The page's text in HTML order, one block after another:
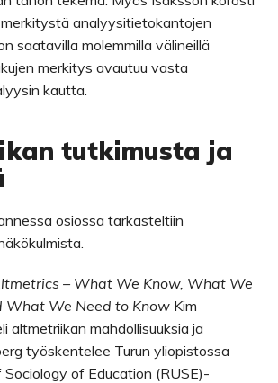
analyysitietokantojen
saatavilla molemmilla välineillä
merkitys avautuu vasta
kautta.
tutkimusta ja
osiossa tarkasteltiin
– What We Know, What We
What We Need to Know Kim
altmetriikan mahdollisuuksia ja
työskentelee Turun yliopistossa
of Education (RUSE)-